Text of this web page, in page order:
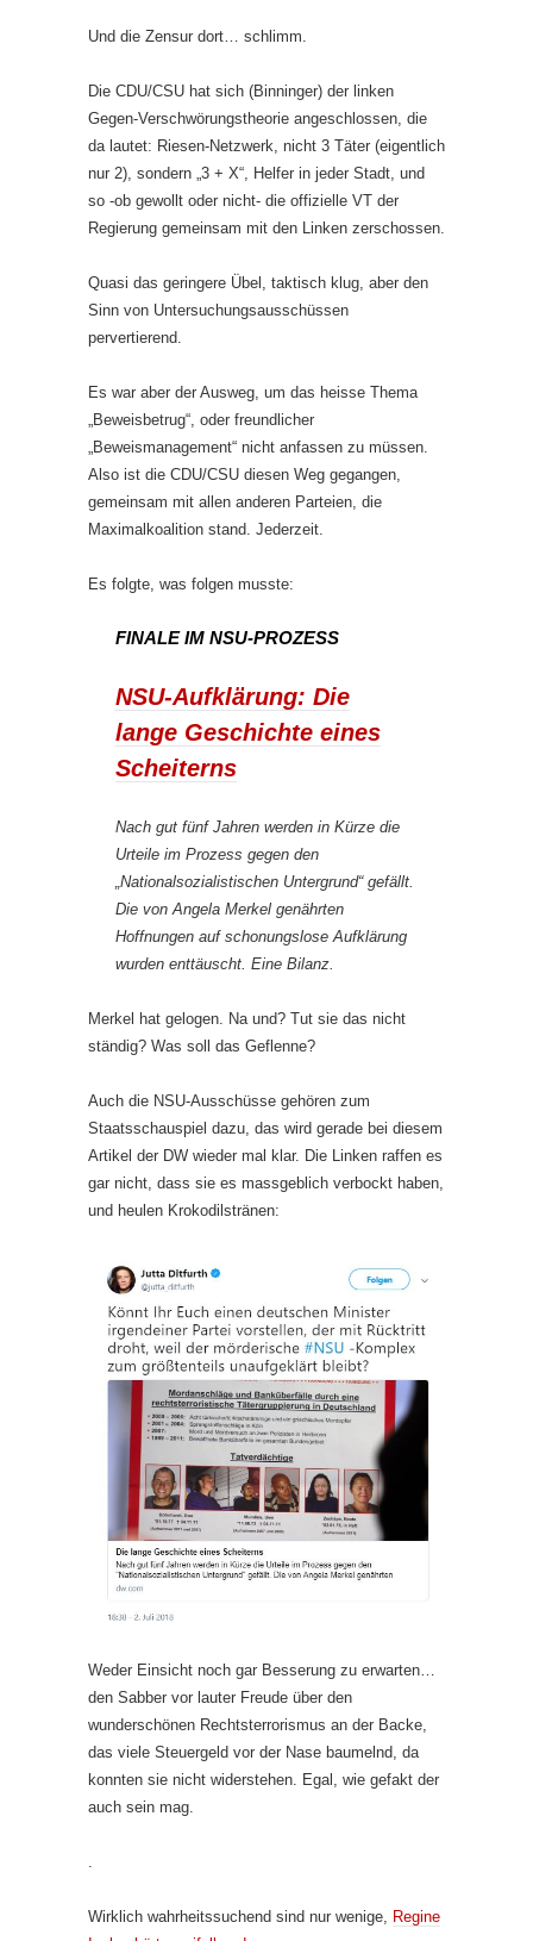
Und die Zensur dort… schlimm.
Die CDU/CSU hat sich (Binninger) der linken
Gegen-Verschwörungstheorie angeschlossen, die
da lautet: Riesen-Netzwerk, nicht 3 Täter (eigentlich
nur 2), sondern „3 + X“, Helfer in jeder Stadt, und
so -ob gewollt oder nicht- die offizielle VT der
Regierung gemeinsam mit den Linken zerschossen.
Quasi das geringere Übel, taktisch klug, aber den
Sinn von Untersuchungsausschüssen
pervertierend.
Es war aber der Ausweg, um das heisse Thema
„Beweisbetrug“, oder freundlicher
„Beweismanagement“ nicht anfassen zu müssen.
Also ist die CDU/CSU diesen Weg gegangen,
gemeinsam mit allen anderen Parteien, die
Maximalkoalition stand. Jederzeit.
Es folgte, was folgen musste:
FINALE IM NSU-PROZESS
NSU-Aufklärung: Die
lange Geschichte eines
Scheiterns
Nach gut fünf Jahren werden in Kürze die
Urteile im Prozess gegen den
„Nationalsozialistischen Untergrund“ gefällt.
Die von Angela Merkel genährten
Hoffnungen auf schonungslose Aufklärung
wurden enttäuscht. Eine Bilanz.
Merkel hat gelogen. Na und? Tut sie das nicht
ständig? Was soll das Geflenne?
Auch die NSU-Ausschüsse gehören zum
Staatsschauspiel dazu, das wird gerade bei diesem
Artikel der DW wieder mal klar. Die Linken raffen es
gar nicht, dass sie es massgeblich verbockt haben,
und heulen Krokodilstränen:
Weder Einsicht noch gar Besserung zu erwarten…
den Sabber vor lauter Freude über den
wunderschönen Rechtsterrorismus an der Backe,
das viele Steuergeld vor der Nase baumelnd, da
konnten sie nicht widerstehen. Egal, wie gefakt der
auch sein mag.
Wirklich wahrheitssuchend sind nur wenige, Regine